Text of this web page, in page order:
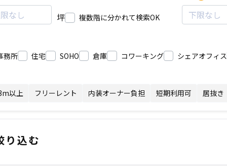
坪 複数階に分かれて検索OK
務所 住宅 SOHO 倉庫 コワーキング シェアオフィス
以上 フリーレント 内装オーナー負担 短期利用可 居抜き
り込む